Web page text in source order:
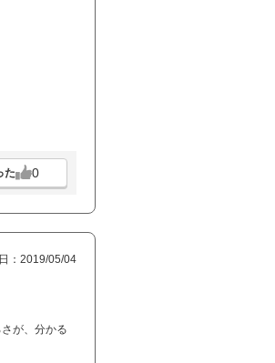
た 0
：2019/05/04
が、分かる